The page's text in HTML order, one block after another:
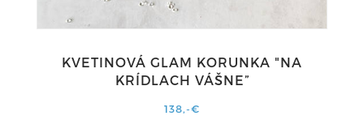
KVETINOVÁ GLAM KORUNKA "NA
KRÍDLACH VÁŠNE”
138,-€